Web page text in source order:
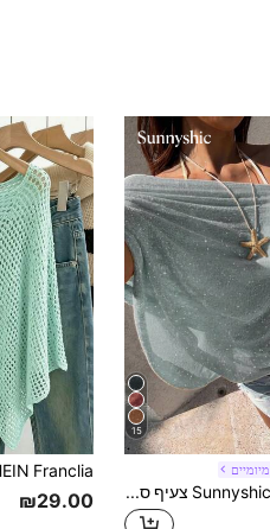
15
Sunnyshic צעיף סריג רופף לנשים לחופשה חוף אי קז'ואל, אביב/קיץ ₪29.00